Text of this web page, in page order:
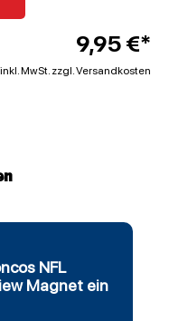
9,95 €*
MwSt. zzgl. Versandkosten
NFL
Magnet ein